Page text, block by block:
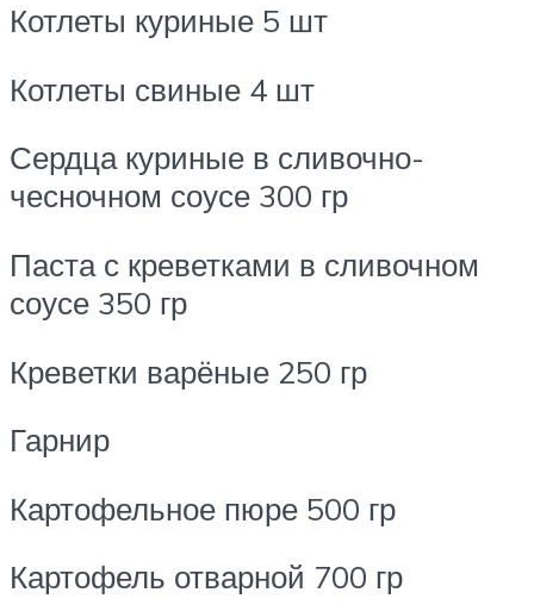
Котлеты куриные 5 шт
Котлеты свиные 4 шт
Сердца куриные в сливочно-
чесночном соусе 300 гр
Паста с креветками в сливочном
соусе 350 гр
Креветки варёные 250 гр
Гарнир
Картофельное пюре 500 гр
Картофель отварной 700 гр